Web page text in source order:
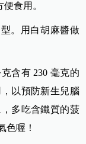
食用。
。用白胡麻醬做
含有 230 毫克的
以預防新生兒腦
多吃含鐵質的菠
色喔！